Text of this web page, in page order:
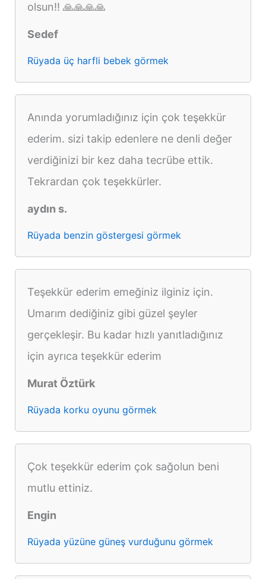
olsun!! 🙏🙏🙏🙏
Sedef
Rüyada üç harfli bebek görmek
Anında yorumladığınız için çok teşekkür
ederim. sizi takip edenlere ne denli değer
verdiğinizi bir kez daha tecrübe ettik.
Tekrardan çok teşekkürler.
aydın s.
Rüyada benzin göstergesi görmek
Teşekkür ederim emeğiniz ilginiz için.
Umarım dediğiniz gibi güzel şeyler
gerçekleşir. Bu kadar hızlı yanıtladığınız
için ayrıca teşekkür ederim
Murat Öztürk
Rüyada korku oyunu görmek
Çok teşekkür ederim çok sağolun beni
mutlu ettiniz.
Engin
Rüyada yüzüne güneş vurduğunu görmek